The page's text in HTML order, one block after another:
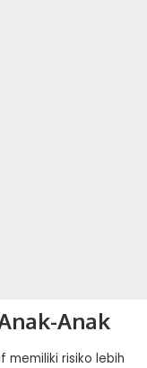
Anak
memiliki risiko lebih